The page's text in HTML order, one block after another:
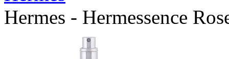
Hermes - Hermessence